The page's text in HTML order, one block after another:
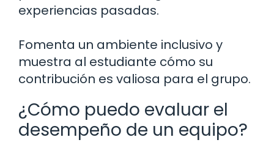
experiencias pasadas.
Fomenta un ambiente inclusivo y
muestra al estudiante cómo su
contribución es valiosa para el grupo.
¿Cómo puedo evaluar el
desempeño de un equipo?